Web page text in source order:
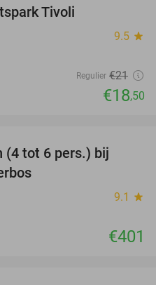
Tivoli
9.5 star
Regulier €21
€18,50
(4 tot 6 pers.) bij
9.1 star
€401